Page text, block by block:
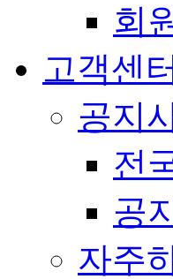
회
고객센
공지
전
공
자주